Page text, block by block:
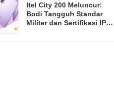
Itel City 200 Meluncur:
Bodi Tangguh Standar
Militer dan Sertifikasi IP65